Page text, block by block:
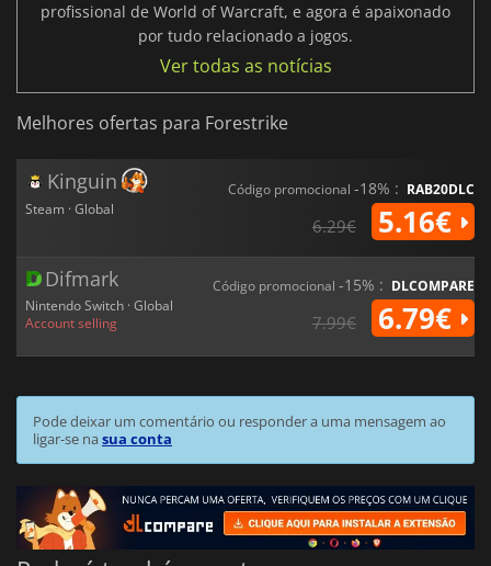
profissional de World of Warcraft, e agora é apaixonado
por tudo relacionado a jogos.
Ver todas as notícias
Melhores ofertas para Forestrike
Kinguin
Steam · Global
Código promocional -18% : RAB20DLC
6.29€ 5.16€
Difmark
Nintendo Switch · Global
Account selling
Código promocional -15% : DLCOMPARE
7.99€ 6.79€
Pode deixar um comentário ou responder a uma mensagem ao
ligar-se nasua conta